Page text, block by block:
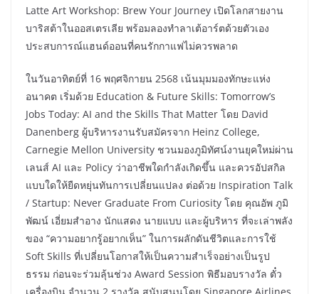
Latte Art Workshop: Brew Your Journey เปิดโลกสายงาน
บาริสต้าในออสเตรเลีย พร้อมลองทำลาเต้อาร์ตด้วยตัวเอง
ประสบการณ์แฮนด์ออนที่คนรักกาแฟไม่ควรพลาด
ในวันอาทิตย์ที่ 16 พฤศจิกายน 2568 เน้นมุมมองทักษะแห่ง
อนาคต เริ่มด้วย Education & Future Skills: Tomorrow’s
Jobs Today: AI and the Skills That Matter โดย David
Danenberg ผู้บริหารงานรับสมัครจาก Heinz College,
Carnegie Mellon University ชวนมองภูมิทัศน์งานยุคใหม่ผ่าน
เลนส์ AI และ Policy ว่าอาชีพใดกำลังเกิดขึ้น และควรอัปสกิล
แบบใดให้ยืดหยุ่นทันการเปลี่ยนแปลง ต่อด้วย Inspiration Talk
/ Startup: Never Graduate From Curiosity โดย คุณอัพ ภูมิ
พัฒน์ เอี่ยมสำอาง นักแสดง นายแบบ และผู้บริหาร ที่จะเล่าพลัง
ของ “ความอยากรู้อยากเห็น” ในการผลักดันชีวิตและการใช้
Soft Skills ที่เปลี่ยนโอกาสให้เป็นความสำเร็จอย่างเป็นรูป
ธรรม ก่อนจะร่วมลุ้นช่วง Award Session พิธีมอบรางวัล ตั๋ว
เครื่องบิน จำนวน 2 รางวัล สนับสนุนโดย Singapore Airlines